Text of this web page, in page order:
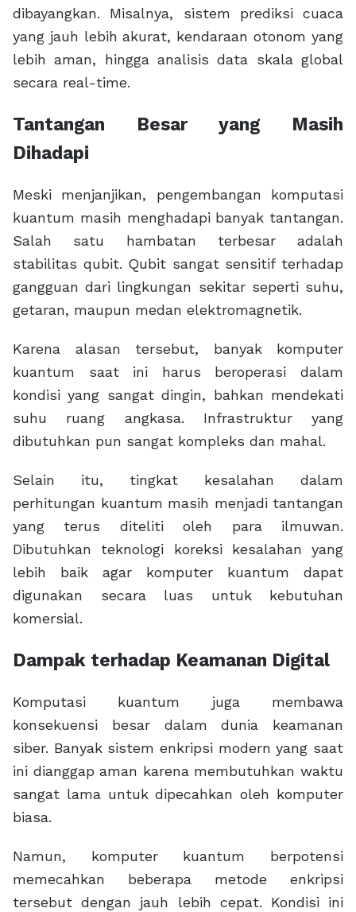
dibayangkan. Misalnya, sistem prediksi cuaca
yang jauh lebih akurat, kendaraan otonom yang
lebih aman, hingga analisis data skala global
secara real-time.
Tantangan Besar yang Masih
Dihadapi
Meski menjanjikan, pengembangan komputasi
kuantum masih menghadapi banyak tantangan.
Salah satu hambatan terbesar adalah
stabilitas qubit. Qubit sangat sensitif terhadap
gangguan dari lingkungan sekitar seperti suhu,
getaran, maupun medan elektromagnetik.
Karena alasan tersebut, banyak komputer
kuantum saat ini harus beroperasi dalam
kondisi yang sangat dingin, bahkan mendekati
suhu ruang angkasa. Infrastruktur yang
dibutuhkan pun sangat kompleks dan mahal.
Selain itu, tingkat kesalahan dalam
perhitungan kuantum masih menjadi tantangan
yang terus diteliti oleh para ilmuwan.
Dibutuhkan teknologi koreksi kesalahan yang
lebih baik agar komputer kuantum dapat
digunakan secara luas untuk kebutuhan
komersial.
Dampak terhadap Keamanan Digital
Komputasi kuantum juga membawa
konsekuensi besar dalam dunia keamanan
siber. Banyak sistem enkripsi modern yang saat
ini dianggap aman karena membutuhkan waktu
sangat lama untuk dipecahkan oleh komputer
biasa.
Namun, komputer kuantum berpotensi
memecahkan beberapa metode enkripsi
tersebut dengan jauh lebih cepat. Kondisi ini